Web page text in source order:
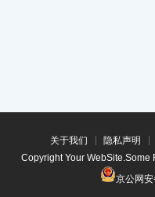
关于我们 隐私声明
Copyright Your WebSite.Some
京公网